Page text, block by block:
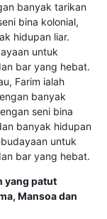
banyak tarikan
bina kolonial,
hidupan liar.
untuk
bar yang hebat.
Farim ialah
banyak
seni bina
banyak hidupan
untuk
bar yang hebat.
yang patut
Mansoa dan